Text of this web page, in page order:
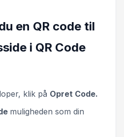
en QR code til
i QR Code
klik på Opret Code.
muligheden som din